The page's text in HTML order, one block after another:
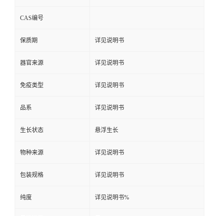
CAS编号
保质期 详见说明书
器官来源 详见说明书
免疫类型 详见说明书
品系 详见说明书
生长状态 悬浮生长
物种来源 详见说明书
包装规格 详见说明书
纯度 详见说明书%